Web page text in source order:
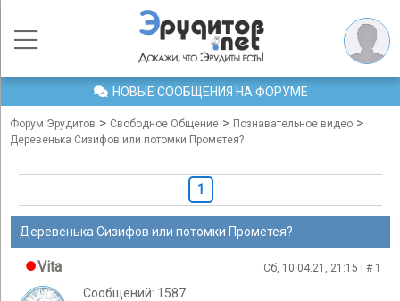
НОВЫЕ СООБЩЕНИЯ НА ФОРУМЕ
Форум Эрудитов > Свободное Общение > Познавательное видео >
Деревенька Сизифов или потомки Прометея?
1
Деревенька Сизифов или потомки Прометея?
Vita Сб, 10.04.21, 21:15 | # 1
Сообщений: 1587